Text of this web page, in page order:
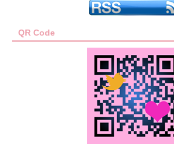
QR Code